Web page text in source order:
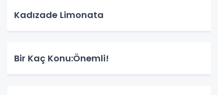
Kadızade Limonata
Bir Kaç Konu:Önemli!